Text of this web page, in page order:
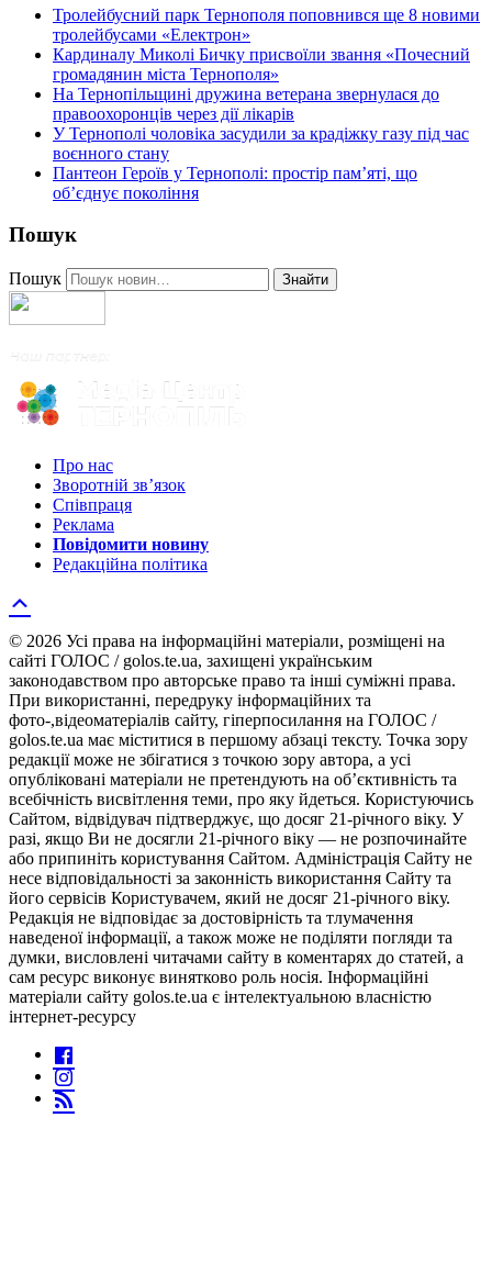
Тролейбусний парк Тернополя поповнився ще 8 новими
тролейбусами «Електрон»
Кардиналу Миколі Бичку присвоїли звання «Почесний
громадянин міста Тернополя»
На Тернопільщині дружина ветерана звернулася до
правоохоронців через дії лікарів
У Тернополі чоловіка засудили за крадіжку газу під час
воєнного стану
Пантеон Героїв у Тернополі: простір пам’яті, що
об’єднує покоління
Пошук
Пошук Знайти
Про нас
Зворотній зв’язок
Співпраця
Реклама
Повідомити новину
Редакційна політика
© 2026 Усі права на інформаційні матеріали, розміщені на
сайті ГОЛОС / golos.te.ua, захищені українським
законодавством про авторське право та інші суміжні права.
При використанні, передруку інформаційних та
фото-,відеоматеріалів сайту, гіперпосилання на ГОЛОС /
golos.te.ua має міститися в першому абзаці тексту. Точка зору
редакції може не збігатися з точкою зору автора, а усі
опубліковані матеріали не претендують на об’єктивність та
всебічність висвітлення теми, про яку йдеться. Користуючись
Сайтом, відвідувач підтверджує, що досяг 21-річного віку. У
разі, якщо Ви не досягли 21-річного віку — не розпочинайте
або припиніть користування Сайтом. Адміністрація Сайту не
несе відповідальності за законність використання Сайту та
його сервісів Користувачем, який не досяг 21-річного віку.
Редакція не відповідає за достовірність та тлумачення
наведеної інформації, а також може не поділяти погляди та
думки, висловлені читачами сайту в коментарях до статей, а
сам ресурс виконує винятково роль носія. Інформаційні
матеріали сайту golos.te.ua є інтелектуальною власністю
інтернет-ресурсу